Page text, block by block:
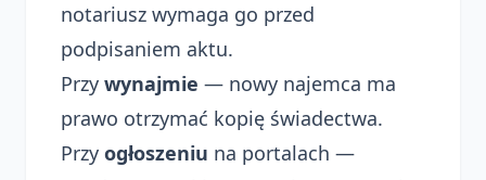
notariusz wymaga go przed
podpisaniem aktu.
Przy wynajmie — nowy najemca ma
prawo otrzymać kopię świadectwa.
Przy ogłoszeniu na portalach —